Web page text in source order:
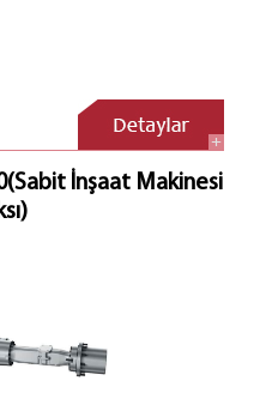
imkanı İnşaat Makinesi